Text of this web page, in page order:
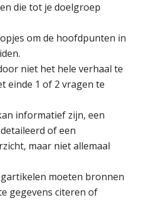
die tot je doelgroep
om de hoofdpunten in
niet het hele verhaal te
einde 1 of 2 vragen te
informatief zijn, een
of een
maar niet allemaal
moeten bronnen
gegevens citeren of